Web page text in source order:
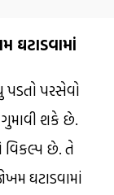
ઘટાડવામાં
પડતો પરસેવો
શકે છે.
વિકલ્પ છે. તે
ઘટાડવામાં